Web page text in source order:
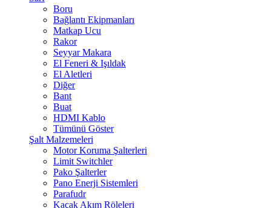
Boru
Bağlantı Ekipmanları
Matkap Ucu
Rakor
Seyyar Makara
El Feneri & Işıldak
El Aletleri
Diğer
Bant
Buat
HDMI Kablo
Tümünü Göster
Şalt Malzemeleri
Motor Koruma Şalterleri
Limit Switchler
Pako Şalterler
Pano Enerji Sistemleri
Parafudr
Kaçak Akım Röleleri